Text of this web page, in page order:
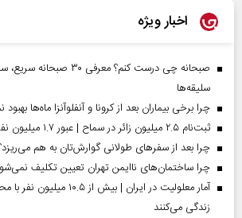
اخبار ویژه
صبحانه چی درست کنم؟ معرفی
سلیقه‌ها
چرا برخی بیماران بعد از کرونا و آنفلوآنزا ماه‌ها بهبود
ثبت‌نام ۲.۵ میلیون زائر در سماح | عبور ۱.۷ میلیون نفر از مرز‌های اربعین
چرا بعد از سفرهای طولانی گوارش‌تان به هم
چرا ساختمان‌های ناایمن تهران تعیین تکلیف
آمار معلولیت در ایران | بیش
زندگی می‌کنند